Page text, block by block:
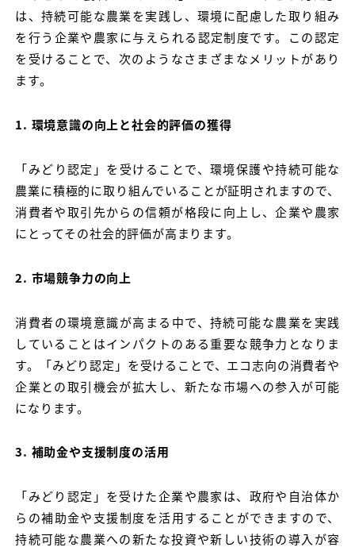
は、持続可能な農業を実践し、環境に配慮した取り組み
を行う企業や農家に与えられる認定制度です。この認定
を受けることで、次のようなさまざまなメリットがあり
ます。
1. 環境意識の向上と社会的評価の獲得
「みどり認定」を受けることで、環境保護や持続可能な
農業に積極的に取り組んでいることが証明されますので、
消費者や取引先からの信頼が格段に向上し、企業や農家
にとってその社会的評価が高まります。
2. 市場競争力の向上
消費者の環境意識が高まる中で、持続可能な農業を実践
していることはインパクトのある重要な競争力となりま
す。「みどり認定」を受けることで、エコ志向の消費者や
企業との取引機会が拡大し、新たな市場への参入が可能
になります。
3. 補助金や支援制度の活用
「みどり認定」を受けた企業や農家は、政府や自治体か
らの補助金や支援制度を活用することができますので、
持続可能な農業への新たな投資や新しい技術の導入が容